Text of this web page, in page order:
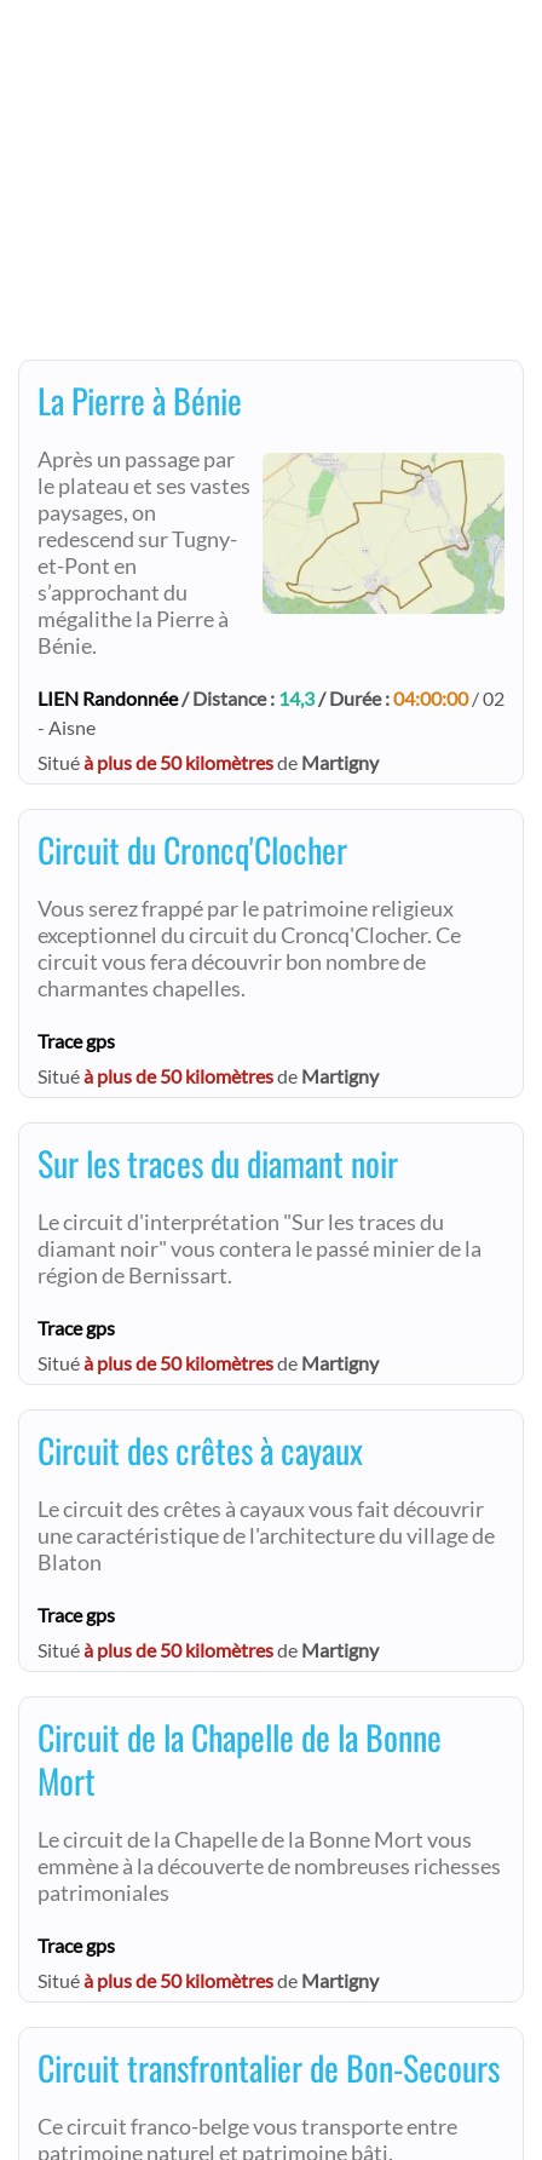
La Pierre à Bénie
Après un passage par
le plateau et ses vastes
paysages, on
redescend sur Tugny-
et-Pont en
s’approchant du
mégalithe la Pierre à
Bénie.
LIEN Randonnée/ Distance : 14,3/ Durée :04:00:00/ 02
- Aisne
Situéà plus de 50 kilomètresde Martigny
Circuit du Croncq'Clocher
Vous serez frappé par le patrimoine religieux
exceptionnel du circuit du Croncq'Clocher. Ce
circuit vous fera découvrir bon nombre de
charmantes chapelles.
Trace gps
Situéà plus de 50 kilomètresde Martigny
Sur les traces du diamant noir
Le circuit d'interprétation "Sur les traces du
diamant noir" vous contera le passé minier de la
région de Bernissart.
Trace gps
Situéà plus de 50 kilomètresde Martigny
Circuit des crêtes à cayaux
Le circuit des crêtes à cayaux vous fait découvrir
une caractéristique de l'architecture du village de
Blaton
Trace gps
Situéà plus de 50 kilomètresde Martigny
Circuit de la Chapelle de la Bonne
Mort
Le circuit de la Chapelle de la Bonne Mort vous
emmène à la découverte de nombreuses richesses
patrimoniales
Trace gps
Situéà plus de 50 kilomètresde Martigny
Circuit transfrontalier de Bon-Secours
Ce circuit franco-belge vous transporte entre
patrimoine naturel et patrimoine bâti.